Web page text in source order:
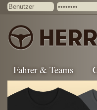
Fahrer & Teams